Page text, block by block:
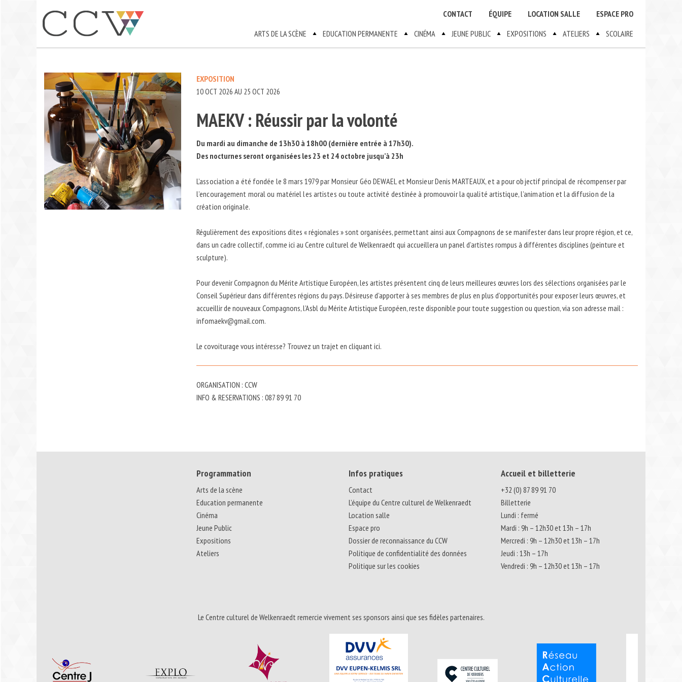
CONTACT ÉQUIPE LOCATION SALLE
ESPACE PRO
ARTS DE LA SCÈNE
EDUCATION PERMANENTE CINÉMA JEUNE PUBLIC EXPOSITIONS ATELIERS SCOLAIRE
EXPOSITION
10 OCT 2026 AU 25 OCT 2026
MAEKV : Réussir par la volonté
Du mardi au dimanche de 13h30 à 18h00 (dernière entrée à 17h30).
Des nocturnes seront organisées les 23 et 24 octobre jusqu’à 23h
L’association a été fondée le 8 mars 1979 par Monsieur Géo DEWAEL et Monsieur Denis MARTEAUX, et a pour objectif principal de récompenser par
l’encouragement moral ou matériel les artistes ou toute activité destinée à promouvoir la qualité artistique, l’animation et la diffusion de la
création originale.
Régulièrement des expositions dites « régionales » sont organisées, permettant ainsi aux Compagnons de se manifester dans leur propre région, et ce,
dans un cadre collectif, comme ici au Centre culturel de Welkenraedt qui accueillera un panel d’artistes rompus à différentes disciplines (peinture et
sculpture).
Pour devenir Compagnon du Mérite Artistique Européen, les artistes présentent cinq de leurs meilleures œuvres lors des sélections organisées par le
Conseil Supérieur dans différentes régions du pays. Désireuse d’apporter à ses membres de plus en plus d’opportunités pour exposer leurs œuvres, et
accueillir de nouveaux Compagnons, l’Asbl du Mérite Artistique Européen, reste disponible pour toute suggestion ou question, via son adresse mail :
infomaekv@gmail.com.
Le covoiturage vous intéresse? Trouvez un trajet en cliquant ici.
ORGANISATION : CCW
INFO & RESERVATIONS : 087 89 91 70
Programmation
Arts de la scène
Education permanente
Cinéma
Jeune Public
Expositions
Ateliers
Infos pratiques
Contact
L’équipe du Centre culturel de Welkenraedt
Location salle
Espace pro
Dossier de reconnaissance du CCW
Politique de confidentialité des données
Politique sur les cookies
Accueil et billetterie
+32 (0) 87 89 91 70
Billetterie
Lundi : fermé
Mardi : 9h – 12h30 et 13h – 17h
Mercredi : 9h – 12h30 et 13h – 17h
Jeudi : 13h – 17h
Vendredi : 9h – 12h30 et 13h – 17h
Le Centre culturel de Welkenraedt remercie vivement ses sponsors ainsi que ses fidèles partenaires.